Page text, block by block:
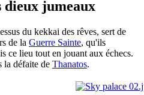
dieux jumeaux
du kekkai des rêves, sert de
de la Guerre Sainte, qu'ils
ce lieu tout en jouant aux échecs.
la défaite de Thanatos.